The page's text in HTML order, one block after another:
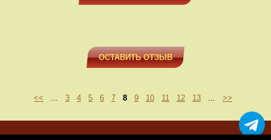
ОСТАВИТЬ ОТЗЫВ
<< ... 3 4 5 6 7 8 9 10 11 12 13 ... >>